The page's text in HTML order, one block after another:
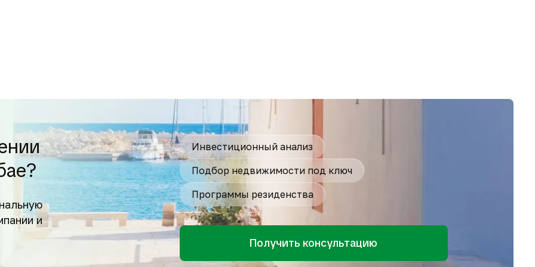
и
Инвестиционный анализ
Подбор недвижимости под ключ
Программы резиденства
Получить консультацию